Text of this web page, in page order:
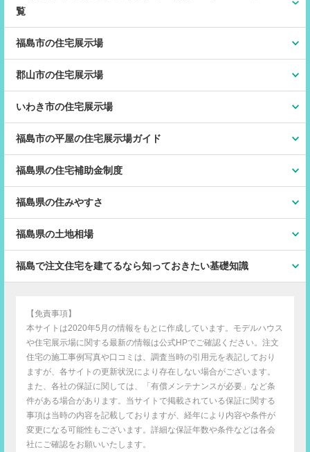
覧
福島市の住宅展示場
郡山市の住宅展示場
いわき市の住宅展示場
福島市の平屋の住宅展示場ガイド
福島県の住宅補助金制度
福島県の住みやすさ
福島県の土地相場
福島で注文住宅を建てるなら知っておきたい基礎知識
【免責事項】
本サイトは2020年5月の情報をもとに作成しています。モデルハウス
や住宅展示場に関する最新の情報は公式HPでご確認ください。注文
住宅の施工事例写真や口コミは、調査当時の引用元を表記しており
ますが、各サイトの更新状況により存在しない場合がございます。
また、各社の保証に関しては、「有償メンテナンスが必要」など条
件がある場合があります。当サイトで掲載されている保証に関する
事項は当時の内容を記載しておりますが、経年により内容や条件が
変更になる可能性もございます。詳細な保証年数や条件などは各会
社にご確認をお願いいたします。